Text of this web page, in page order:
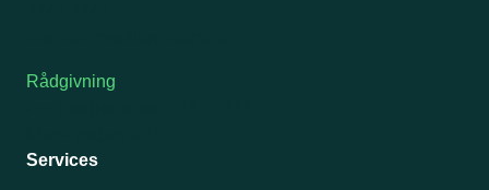
Rådgivning
Services